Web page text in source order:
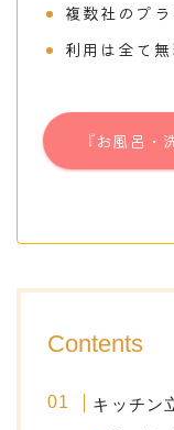
複数社のプ
利用は全て無
『お風呂
Contents
キッチン